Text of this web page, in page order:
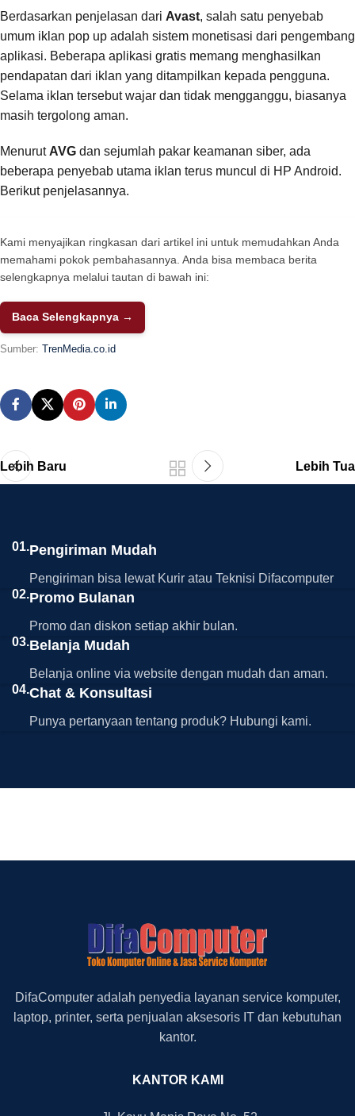
Berdasarkan penjelasan dari Avast, salah satu penyebab
umum iklan pop up adalah sistem monetisasi dari pengembang
aplikasi. Beberapa aplikasi gratis memang menghasilkan
pendapatan dari iklan yang ditampilkan kepada pengguna.
Selama iklan tersebut wajar dan tidak mengganggu, biasanya
masih tergolong aman.
Menurut AVG dan sejumlah pakar keamanan siber, ada
beberapa penyebab utama iklan terus muncul di HP Android.
Berikut penjelasannya.
Kami menyajikan ringkasan dari artikel ini untuk memudahkan Anda
memahami pokok pembahasannya. Anda bisa membaca berita
selengkapnya melalui tautan di bawah ini:
Baca Selengkapnya →
Sumber: TrenMedia.co.id
Lebih Baru Lebih Tua
01.Pengiriman Mudah
Pengiriman bisa lewat Kurir atau Teknisi Difacomputer
02.Promo Bulanan
Promo dan diskon setiap akhir bulan.
03.Belanja Mudah
Belanja online via website dengan mudah dan aman.
04.Chat & Konsultasi
Punya pertanyaan tentang produk? Hubungi kami.
DifaComputer adalah penyedia layanan service komputer,
laptop, printer, serta penjualan aksesoris IT dan kebutuhan
kantor.
KANTOR KAMI